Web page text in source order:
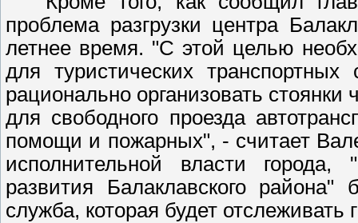
проблема разгрузки центра
летнее время. "С этой целью
для туристических
рационально организовать стоянки
для свободного проезда
помощи и пожарных", - считает
исполнительной власти города,
развития Балаклавского района"
служба, которая будет